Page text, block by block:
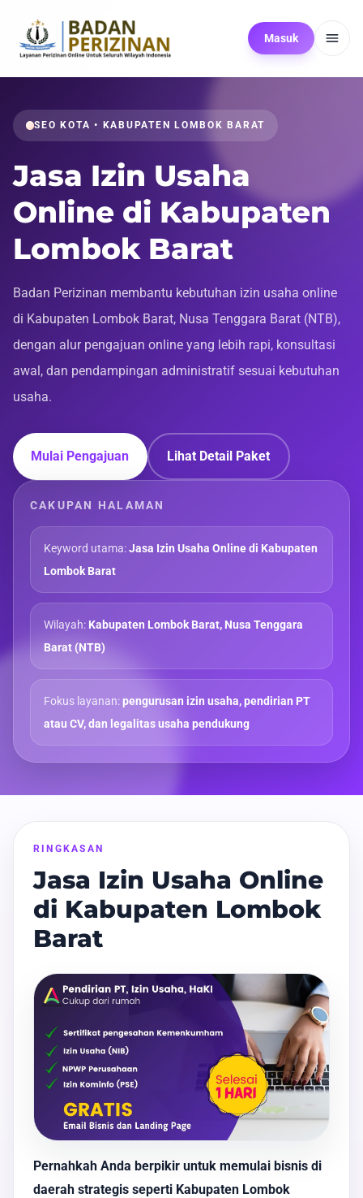
Masuk
SEO KOTA • KABUPATEN LOMBOK BARAT
Jasa Izin Usaha
Online di Kabupaten
Lombok Barat
Badan Perizinan membantu kebutuhan izin usaha online
di Kabupaten Lombok Barat, Nusa Tenggara Barat (NTB),
dengan alur pengajuan online yang lebih rapi, konsultasi
awal, dan pendampingan administratif sesuai kebutuhan
usaha.
Mulai Pengajuan Lihat Detail Paket
CAKUPAN HALAMAN
Keyword utama:Jasa Izin Usaha Online di Kabupaten
Lombok Barat
Wilayah: Kabupaten Lombok Barat, Nusa Tenggara
Barat (NTB)
Fokus layanan:pengurusan izin usaha, pendirian PT
atau CV, dan legalitas usaha pendukung
RINGKASAN
Jasa Izin Usaha Online
di Kabupaten Lombok
Barat
Pernahkah Anda berpikir untuk memulai bisnis di
daerah strategis seperti Kabupaten Lombok